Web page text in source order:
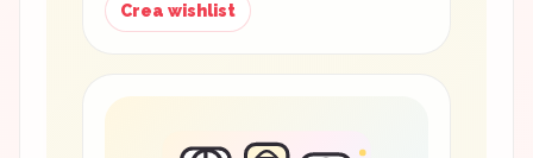
Crea wishlist